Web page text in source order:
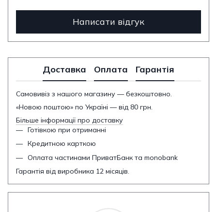
Написати відгук
Доставка Оплата Гарантія
Самовивіз з нашого магазину — безкоштовно.
«Новою поштою» по Україні — від 80 грн.
Більше інформації про доставку
Готівкою при отриманні
Кредитною карткою
Оплата частинами ПриватБанк та monobank
Гарантія від виробника 12 місяців.